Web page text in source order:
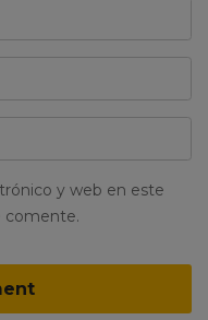
y web en este
comente.